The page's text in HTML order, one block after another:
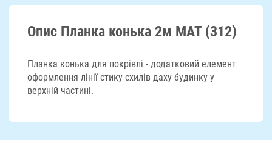
ДОСТАВКА
Опис Планка конька 2м МАТ (312)
Планка конька для покрівлі - додатковий елемент
оформлення лінії стику схилів даху будинку у
верхній частині.